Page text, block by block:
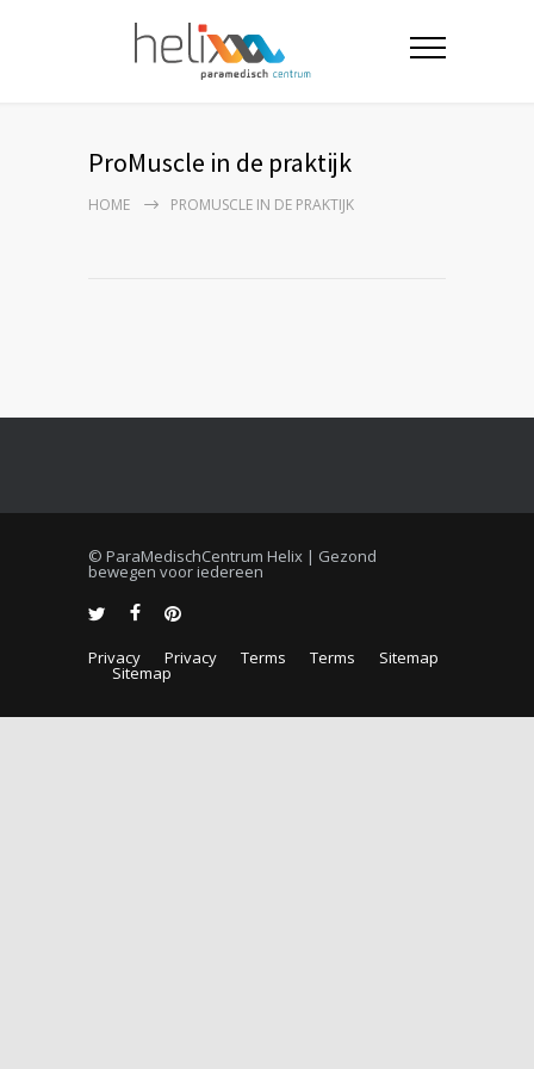
ProMuscle in de praktijk
HOME PROMUSCLE IN DE PRAKTIJK
© ParaMedischCentrum Helix | Gezond
bewegen voor iedereen
Privacy Privacy Terms Terms Sitemap
Sitemap